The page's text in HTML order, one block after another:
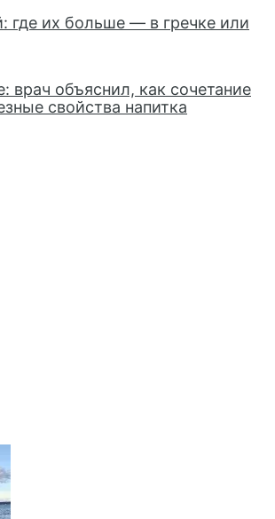
где их больше — в гречке или
врач объяснил, как сочетание
свойства напитка